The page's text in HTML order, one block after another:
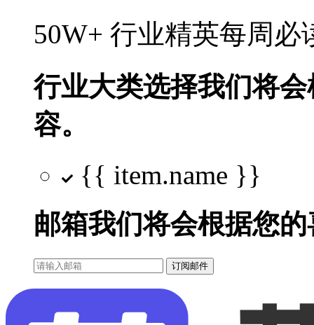
50W+ 行业精英每周
行业大类选择我们将
容。
{{ item.name }}
邮箱我们将会根据您
订阅邮件